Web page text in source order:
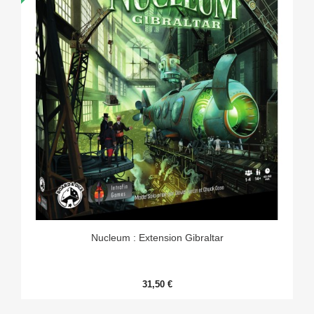
Nucleum : Extension Gibraltar
31,50 €